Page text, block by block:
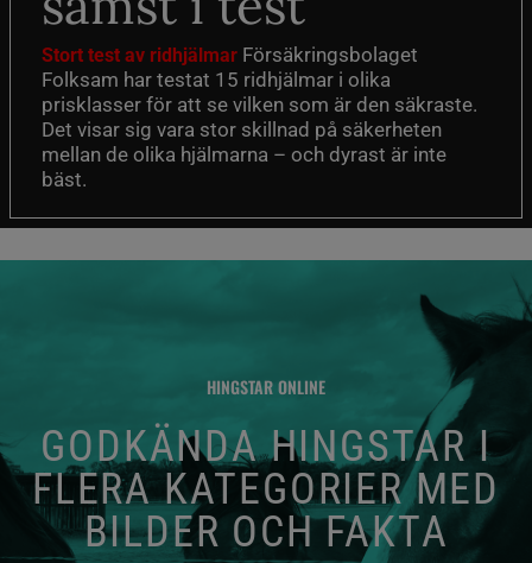
Stort test av ridhjälmar Försäkringsbolaget
Folksam har testat 15 ridhjälmar i olika
prisklasser för att se vilken som är den säkraste.
Det visar sig vara stor skillnad på säkerheten
mellan de olika hjälmarna – och dyrast är inte
bäst.
HINGSTAR ONLINE
GODKÄNDA HINGSTAR I
FLERA KATEGORIER MED
BILDER OCH FAKTA